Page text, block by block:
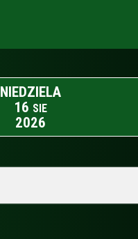
NIEDZIELA
16 SIE
2026